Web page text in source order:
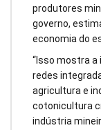
produtores
governo,
economia do
“Isso mostra
redes
agricultura e
cotonicultura
indústria